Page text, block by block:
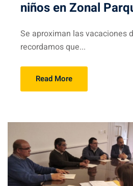
niños en Zonal
Se aproximan las vacaciones
recordamos que...
Read More